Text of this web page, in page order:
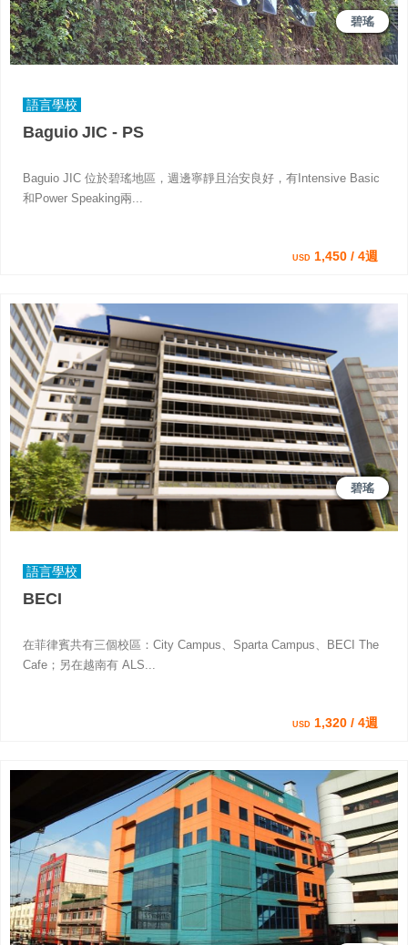
碧瑤
語言學校
Baguio JIC - PS
Baguio JIC 位於碧瑤地區，週邊寧靜且治安良好，有Intensive Basic
和Power Speaking兩...
USD 1,450 / 4週
碧瑤
語言學校
BECI
在菲律賓共有三個校區：City Campus、Sparta Campus、BECI The
Cafe；另在越南有 ALS...
USD 1,320 / 4週